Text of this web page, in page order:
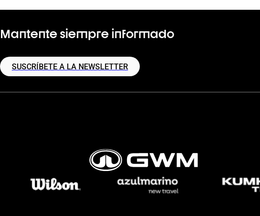
Mantente siempre informado
SUSCRÍBETE A LA NEWSLETTER